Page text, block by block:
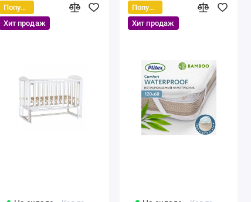
Популярный
Хит продаж
Популярный
Хит продаж